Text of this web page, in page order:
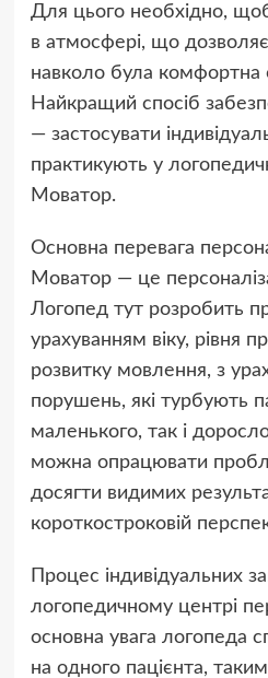
Для цього необхідно,
в атмосфері, що
навколо була комфортна
Найкращий спосіб
— застосувати
практикують у
Моватор.
Основна перевага
Моватор — це
Логопед тут розробить
урахуванням віку, рівня
розвитку мовлення, з
порушень, які турбують
маленького, так і
можна опрацювати
досягти видимих
короткостроковій
Процес індивідуальних
логопедичному центрі
основна увага логопеда
на одного пацієнта,